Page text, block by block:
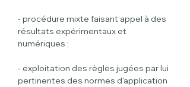
- procédure mixte faisant appel à des
résultats expérimentaux et
numériques ;
- exploitation des règles jugées par lui
pertinentes des normes d'application